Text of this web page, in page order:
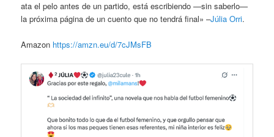
ata el pelo antes de un partido, está escribiendo —sin saberlo—
la próxima página de un cuento que no tendrá final» –Júlia Orri.
Amazon https://amzn.eu/d/7cJMsFB